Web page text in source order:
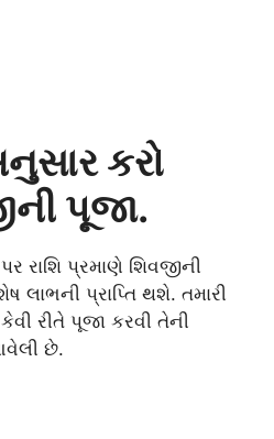
કરો
પૂજા.
રાશિ પ્રમાણે શિવજીની
લાભની પ્રાપ્તિ થશે. તમારી
રીતે પૂજા કરવી તેની
છે.